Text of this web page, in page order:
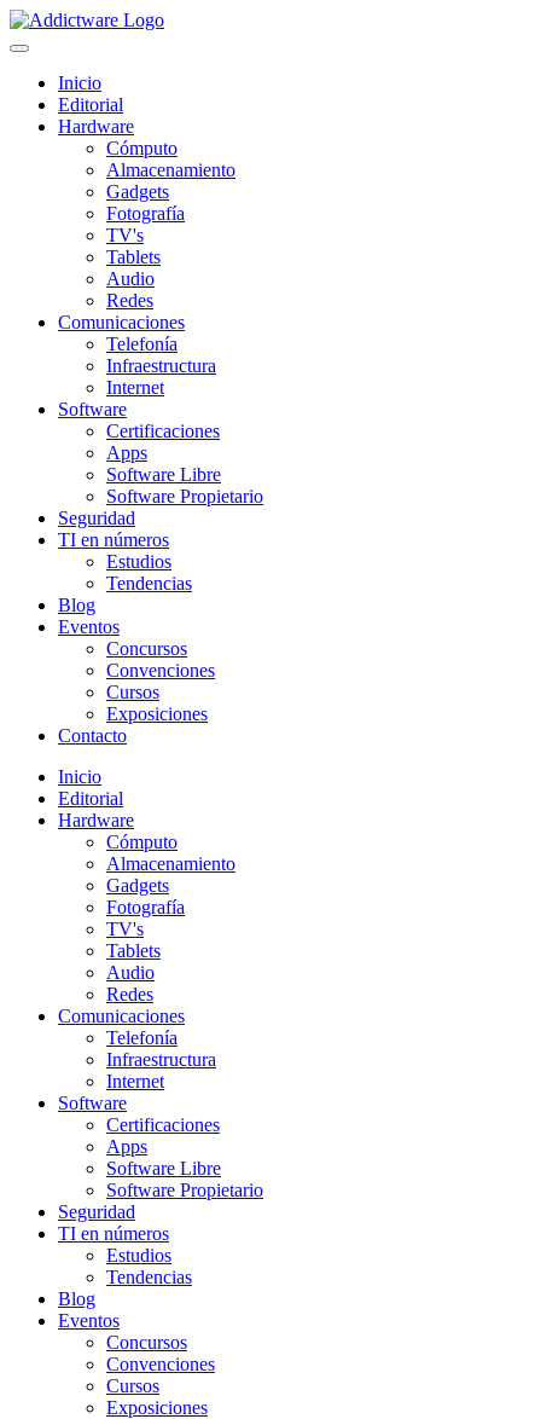
Inicio
Editorial
Hardware
Cómputo
Almacenamiento
Gadgets
Fotografía
TV's
Tablets
Audio
Redes
Comunicaciones
Telefonía
Infraestructura
Internet
Software
Certificaciones
Apps
Software Libre
Software Propietario
Seguridad
TI en números
Estudios
Tendencias
Blog
Eventos
Concursos
Convenciones
Cursos
Exposiciones
Contacto
Inicio
Editorial
Hardware
Cómputo
Almacenamiento
Gadgets
Fotografía
TV's
Tablets
Audio
Redes
Comunicaciones
Telefonía
Infraestructura
Internet
Software
Certificaciones
Apps
Software Libre
Software Propietario
Seguridad
TI en números
Estudios
Tendencias
Blog
Eventos
Concursos
Convenciones
Cursos
Exposiciones